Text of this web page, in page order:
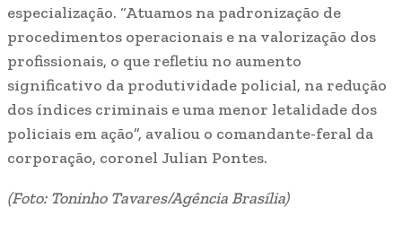
especialização. “Atuamos na padronização de
procedimentos operacionais e na valorização dos
profissionais, o que refletiu no aumento
significativo da produtividade policial, na redução
dos índices criminais e uma menor letalidade dos
policiais em ação”, avaliou o comandante-feral da
corporação, coronel Julian Pontes.
(Foto: Toninho Tavares/Agência Brasília)